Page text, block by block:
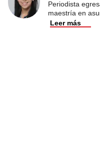
Periodista
maestría en
Leer más